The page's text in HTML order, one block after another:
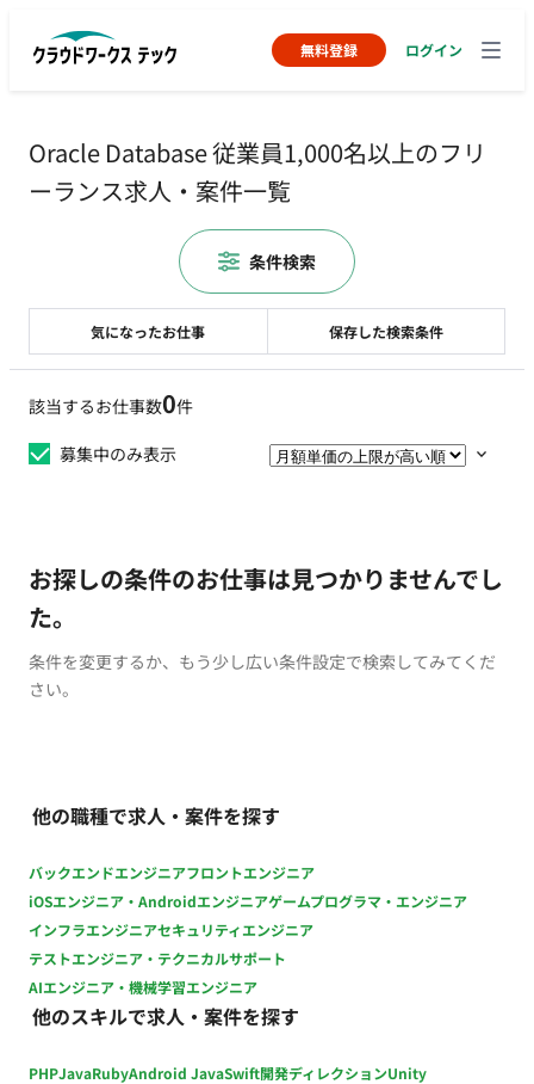
無料登録 ログイン
Oracle Database 従業員1,000名以上のフリ
ーランス求人・案件一覧
該当するお仕事数0件
募集中のみ表示
お探しの条件のお仕事は見つかりませんでし
た。
条件を変更するか、もう少し広い条件設定で検索してみてくだ
さい。
他の職種で求人・案件を探す
バックエンドエンジニアフロントエンジニア
iOSエンジニア・Androidエンジニアゲームプログラマ・エンジニア
インフラエンジニアセキュリティエンジニア
テストエンジニア・テクニカルサポート
AIエンジニア・機械学習エンジニア
他のスキルで求人・案件を探す
PHPJavaRubyAndroid JavaSwift開発ディレクションUnity
気になったお仕事 保存した検索条件
条件検索